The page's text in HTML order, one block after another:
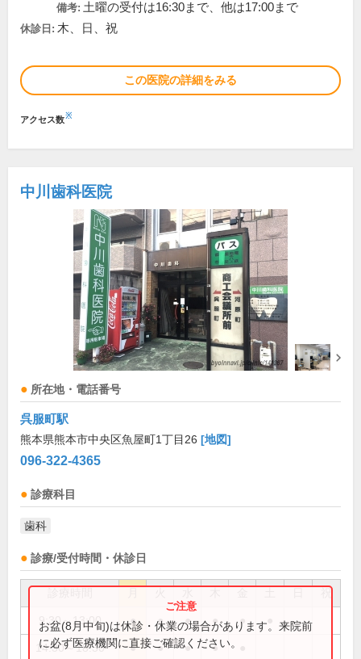
備考: 土曜の受付は16:30まで、他は17:00まで
休診日: 木、日、祝
この医院の詳細をみる
アクセス数※
中川歯科医院
所在地・電話番号
呉服町駅
熊本県熊本市中央区魚屋町1丁目26 [地図]
096-322-4365
診療科目
歯科
診療/受付時間・休診日
祝
9:30～13:00 ● ● ● ● ●
14:30～18:30 ● ● ● ●
お盆(8月中旬)は休診・休業の場合があります。来院前
に必ず医療機関に直接ご確認ください。